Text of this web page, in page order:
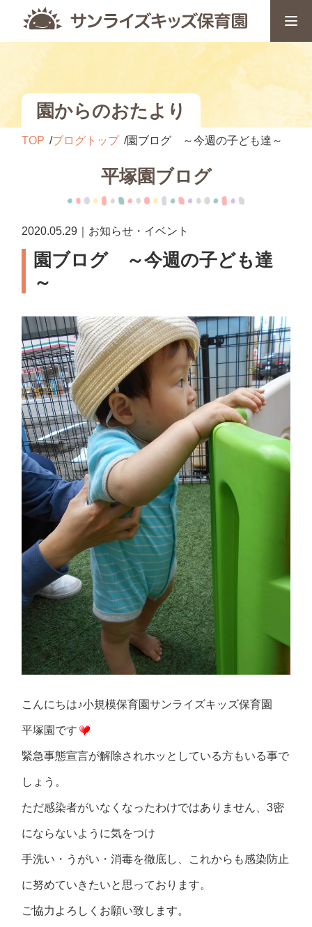
園からのおたより
TOP ブログトップ 園ブログ ～今週の子ども達～
平塚園ブログ
2020.05.29｜お知らせ・イベント
園ブログ ～今週の子ども達
～
こんにちは♪小規模保育園サンライズキッズ保育園
平塚園です
緊急事態宣言が解除されホッとしている方もいる事で
しょう。
ただ感染者がいなくなったわけではありません、3密
にならないように気をつけ
手洗い・うがい・消毒を徹底し、これからも感染防止
に努めていきたいと思っております。
ご協力よろしくお願い致します。